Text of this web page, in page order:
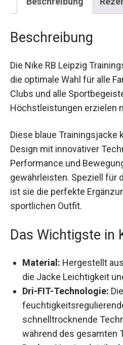
Beschreibung
die optimale Wahl für alle
Clubs und alle
Training Höchstleistungen
Design mit innovativer
Performance und
gewährleisten. Speziell für
entworfen, ist sie die
deinem sportlichen Outfit.
Das Wichtigste in
bietet die Jacke
Tragekomfort.
Dri-FIT-Technologie: Die
schnelltrocknende
während des gesamten